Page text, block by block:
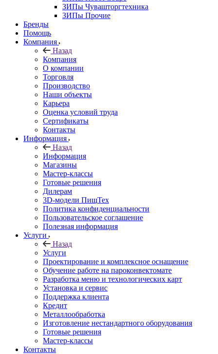
ЗИПы Чувашторгтехника
ЗИПы Прочие
Бренды
Помощь
Компания
Назад
Компания
О компании
Торговля
Производство
Наши объекты
Карьера
Оценка условий труда
Сертификаты
Контакты
Информация
Назад
Информация
Магазины
Мастер-классы
Готовые решения
Дилерам
3D-модели ПищТех
Политика конфиденциальности
Пользовательское соглашение
Полезная информация
Услуги
Назад
Услуги
Проектирование и комплексное оснащение
Обучение работе на пароконвектомате
Разработка меню и технологических карт
Установка и сервис
Поддержка клиента
Кредит
Металлообработка
Изготовление нестандартного оборудования
Готовые решения
Мастер-классы
Контакты